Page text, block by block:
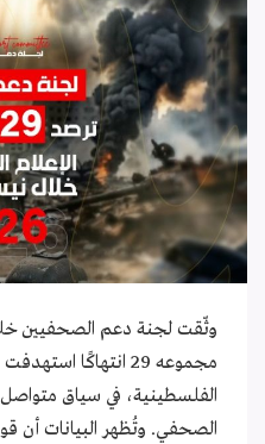
مجموعه 29 انتهاكًا
الفلسطينية، في سياق
الصحفي. وتُظهر البيانات أن